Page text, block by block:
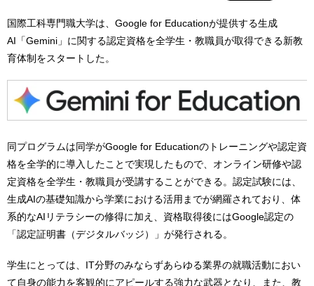
国際工科専門職大学は、Google for Educationが提供する生成
AI「Gemini」に関する認定資格を全学生・教職員が取得できる新教
育体制をスタートした。
同プログラムは同学がGoogle for Educationのトレーニングや認定資
格を全学的に導入したことで実現したもので、オンライン研修や認
定資格を全学生・教職員が受講することができる。認定試験には、
生成AIの基礎知識から学業における活用までが網羅されており、体
系的なAIリテラシーの修得に加え、資格取得後にはGoogle認定の
「認定証明書（デジタルバッジ）」が発行される。
学生にとっては、IT分野のみならずあらゆる業界の就職活動におい
て自身の能力を客観的にアピールする強力な武器となり、また、教